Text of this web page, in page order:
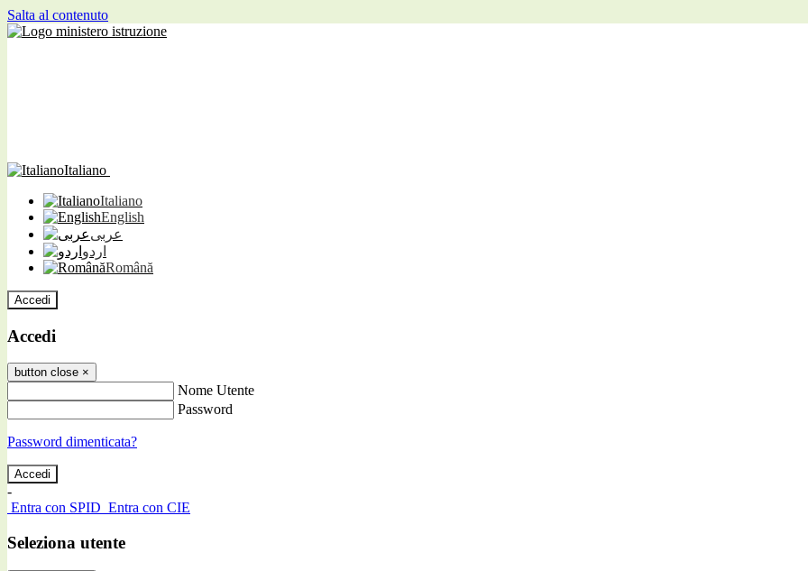
Salta al contenuto
Italiano
Italiano
English
عربى
اردو
Română
Accedi
Accedi
button close ×
Nome Utente
Password
Password dimenticata?
-
Entra con SPID Entra con CIE
Seleziona utente